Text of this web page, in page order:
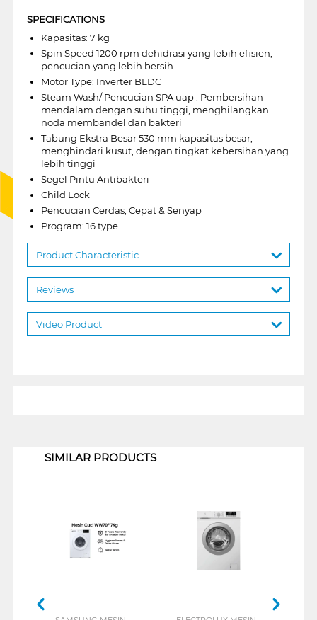
SPECIFICATIONS
Kapasitas: 7 kg
Spin Speed 1200 rpm dehidrasi yang lebih efisien,
pencucian yang lebih bersih
Motor Type: Inverter BLDC
Steam Wash/ Pencucian SPA uap . Pembersihan
mendalam dengan suhu tinggi, menghilangkan
noda membandel dan bakteri
Tabung Ekstra Besar 530 mm kapasitas besar,
menghindari kusut, dengan tingkat kebersihan yang
lebih tinggi
Segel Pintu Antibakteri
Child Lock
Pencucian Cerdas, Cepat & Senyap
Program: 16 type
Product Characteristic
Reviews
Video Product
SIMILAR PRODUCTS